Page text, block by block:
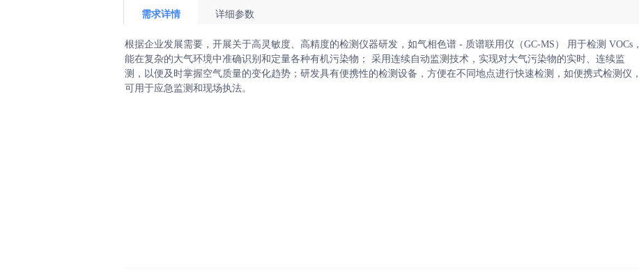
需求详情 详细参数
根据企业发展需要，开展关于高灵敏度、高精度的检测仪器研发，如气相色谱 - 质谱联用仪（GC-MS） 用于检测 VOCs，
能在复杂的大气环境中准确识别和定量各种有机污染物； 采用连续自动监测技术，实现对大气污染物的实时、连续监
测，以便及时掌握空气质量的变化趋势；研发具有便携性的检测设备，方便在不同地点进行快速检测，如便携式检测仪，
可用于应急监测和现场执法。